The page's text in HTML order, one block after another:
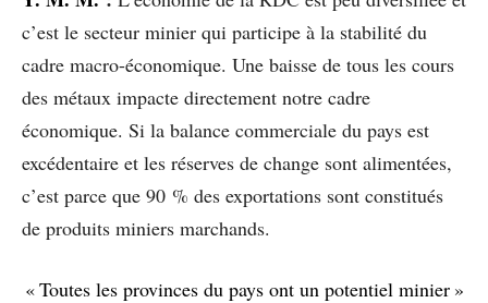
c’est le secteur minier qui participe à la stabilité du
cadre macro-économique. Une baisse de tous les cours
des métaux impacte directement notre cadre
économique. Si la balance commerciale du pays est
excédentaire et les réserves de change sont alimentées,
c’est parce que 90 % des exportations sont constitués
de produits miniers marchands.
« Toutes les provinces du pays ont un potentiel minier »